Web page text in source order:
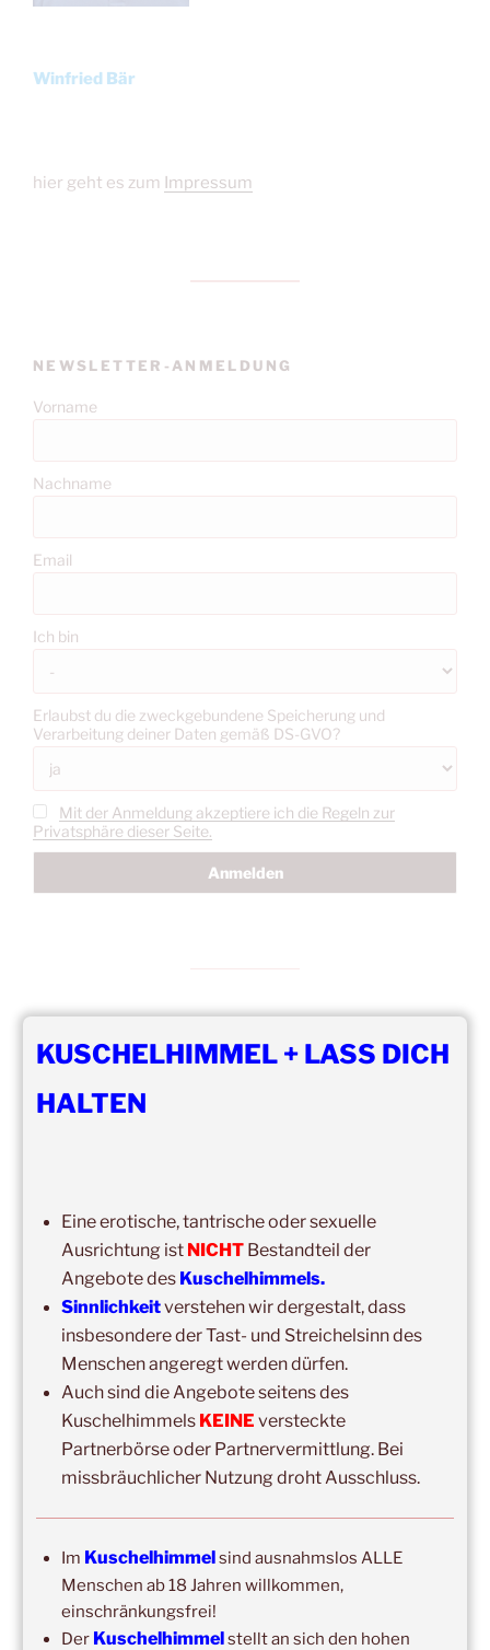
Winfried Bär
hier geht es zum Impressum
NEWSLETTER-ANMELDUNG
Vorname
Nachname
Email
Ich bin
Erlaubst du die zweckgebundene Speicherung und
Verarbeitung deiner Daten gemäß DS-GVO?
Mit der Anmeldung akzeptiere ich die Regeln zur
Privatsphäre dieser Seite.
DIE NÄCHSTEN 8 VERANSTALTUNGEN:
15:00 – 20:00
15:00 – 20:00,12. September 2026–
Erbach/Rheingau Kuschelhimmel 5h Kuscheln
Ganztags,13. September 2026–Jahresgruppe
Ausbildung Berührungs- und Kuscheltrainer*in
14:00– 19:00,19. September 2026 –Marburg
Kuschelhimmel 5h mit Klangschalenbegleitung
Wochenend-Event,26. September 2026 –27.
September 2026–Wochenende für 2:1 Ausbildung
Kuschelhimmel 6h
Wochenend-Event, 17. Oktober 2026–
2026–Wochenende für 2:1 Ausbildung
KUSCHELHIMMEL + LASS DICH
HALTEN
Eine erotische, tantrische oder sexuelle
Ausrichtung ist NICHTBestandteil der
Angebote des Kuschelhimmels.
Sinnlichkeitverstehen wir dergestalt, dass
insbesondere der Tast- und Streichelsinn des
Menschen angeregt werden dürfen.
Auch sind die Angebote seitens des
Kuschelhimmels KEINE versteckte
Partnerbörse oder Partnervermittlung. Bei
missbräuchlicher Nutzung droht Ausschluss.
Im Kuschelhimmelsind ausnahmslos ALLE
Menschen ab 18 Jahren willkommen,
einschränkungsfrei!
Der Kuschelhimmelstellt an sich den hohen